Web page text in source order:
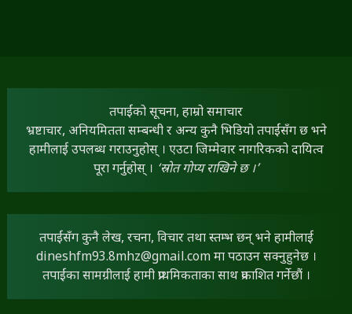
तपाईंको सूचना, हाम्रो समाचार
भ्रष्टाचार, अनियमितता सम्बन्धी र अन्य कुनै भिडियो तपाईंसँग छ भने
हामीलाई उपलब्ध गराउनुहोस् । एउटा जिम्मेवार नागरिकको दायित्व
पूरा गर्नुहोस् । ‘स्रोत गोप्य राखिने छ ।’
तपाईंसँग कुनै लेख, रचना, विचार तथा स्तम्भ छन् भने हामीलाई
dineshfm93.8mhz@gmail.comमा पठाउन सक्नुहुनेछ ।
तपाईंका सामग्रीलाई हामी प्राथमिकताका साथ प्रकाशित गर्नेछौं ।